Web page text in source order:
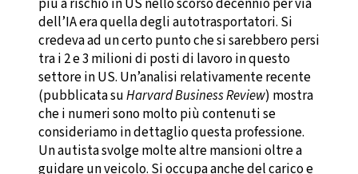
più a rischio in US nello scorso decennio per via
dell’IA era quella degli autotrasportatori. Si
credeva ad un certo punto che si sarebbero persi
tra i 2 e 3 milioni di posti di lavoro in questo
settore in US. Un’analisi relativamente recente
(pubblicata suHarvard Business Review) mostra
che i numeri sono molto più contenuti se
consideriamo in dettaglio questa professione.
Un autista svolge molte altre mansioni oltre a
guidare un veicolo. Si occupa anche del carico e